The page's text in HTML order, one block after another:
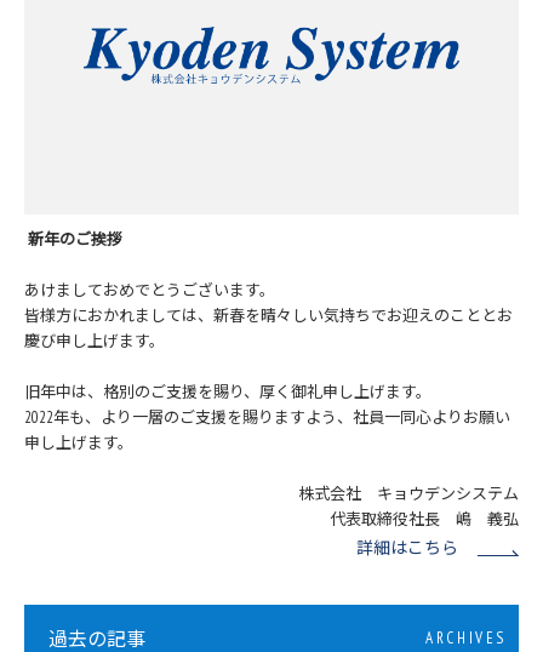
新年のご挨拶
あけましておめでとうございます。
皆様方におかれましては、新春を晴々しい気持ちでお迎えのこととお
慶び申し上げます。
旧年中は、格別のご支援を賜り、厚く御礼申し上げます。
2022年も、より一層のご支援を賜りますよう、社員一同心よりお願い
申し上げます。
株式会社 キョウデンシステム
代表取締役社長 嶋 義弘
詳細はこちら
過去の記事 ARCHIVES